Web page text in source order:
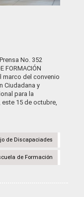
No. 352
FORMACIÓN
marco del convenio
Ciudadana y
para la
este 15 de octubre,
de Discapaciades
de Formación